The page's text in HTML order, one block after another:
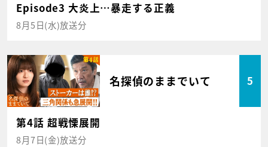
Episode3 大炎上…暴走する正義
8月5日(水)放送分
名探偵のままでいて 5
第4話 超戦慄展開
8月7日(金)放送分